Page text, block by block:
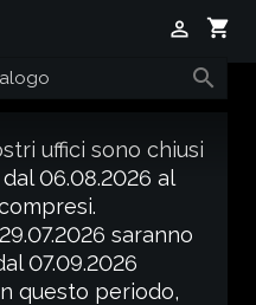
shopping_cart


uffici sono chiusi
06.08.2026 al
saranno
07.09.2026
questo periodo,